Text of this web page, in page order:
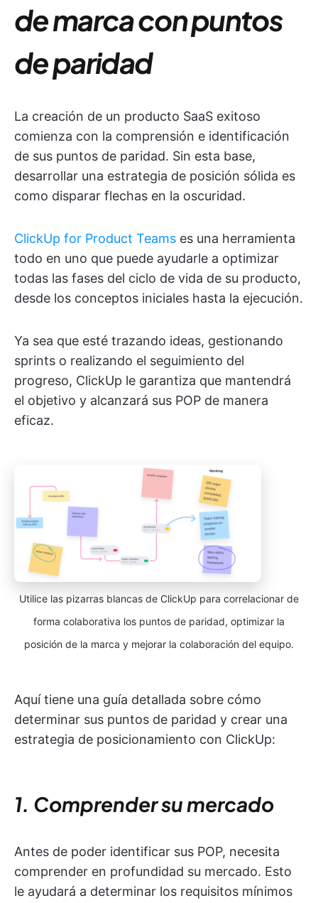
de marca con puntos
de paridad
La creación de un producto SaaS exitoso
comienza con la comprensión e identificación
de sus puntos de paridad. Sin esta base,
desarrollar una estrategia de posición sólida es
como disparar flechas en la oscuridad.
ClickUp for Product Teams es una herramienta
todo en uno que puede ayudarle a optimizar
todas las fases del ciclo de vida de su producto,
desde los conceptos iniciales hasta la ejecución.
Ya sea que esté trazando ideas, gestionando
sprints o realizando el seguimiento del
progreso, ClickUp le garantiza que mantendrá
el objetivo y alcanzará sus POP de manera
eficaz.
Utilice las pizarras blancas de ClickUp para correlacionar de
forma colaborativa los puntos de paridad, optimizar la
posición de la marca y mejorar la colaboración del equipo.
Aquí tiene una guía detallada sobre cómo
determinar sus puntos de paridad y crear una
estrategia de posicionamiento con ClickUp:
1. Comprender su mercado
Antes de poder identificar sus POP, necesita
comprender en profundidad su mercado. Esto
le ayudará a determinar los requisitos mínimos